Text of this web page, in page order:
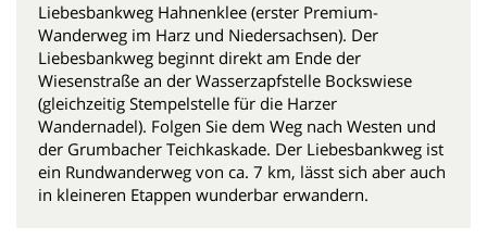
Liebesbankweg Hahnenklee (erster Premium-
Wanderweg im Harz und Niedersachsen). Der
Liebesbankweg beginnt direkt am Ende der
Wiesenstraße an der Wasserzapfstelle Bockswiese
(gleichzeitig Stempelstelle für die Harzer
Wandernadel). Folgen Sie dem Weg nach Westen und
der Grumbacher Teichkaskade. Der Liebesbankweg ist
ein Rundwanderweg von ca. 7 km, lässt sich aber auch
in kleineren Etappen wunderbar erwandern.